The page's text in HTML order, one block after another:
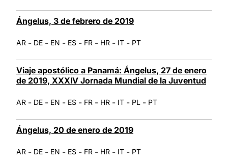
Ángelus, 3 de febrero de 2019
AR - DE - EN - ES - FR - HR - IT - PT
Viaje apostólico a Panamá: Ángelus, 27 de enero
de 2019, XXXIV Jornada Mundial de la Juventud
AR - DE - EN - ES - FR - HR - IT - PL - PT
Ángelus, 20 de enero de 2019
AR - DE - EN - ES - FR - HR - IT - PT